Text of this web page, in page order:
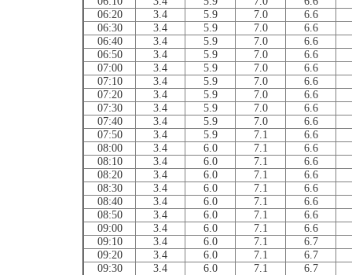
06:20
3.4 5.9 7.0
6.6
06:30
3.4 5.9 7.0
6.6
06:40
3.4 5.9 7.0
6.6
06:50
3.4 5.9 7.0
6.6
07:00
3.4 5.9 7.0
6.6
07:10
3.4 5.9 7.0
6.6
07:20
3.4 5.9 7.0
6.6
07:30
3.4 5.9 7.0
6.6
07:40
3.4 5.9 7.0
6.6
07:50
3.4 5.9 7.1
6.6
08:00
3.4 6.0 7.1
6.6
08:10
3.4 6.0 7.1
6.6
08:20
3.4 6.0 7.1
6.6
08:30
3.4 6.0 7.1
6.6
08:40
3.4 6.0 7.1
6.6
08:50
3.4 6.0 7.1
6.6
09:00
3.4 6.0 7.1
6.6
09:10
3.4 6.0 7.1
6.7
09:20
3.4 6.0 7.1
6.7
09:30
3.4 6.0 7.1
6.7